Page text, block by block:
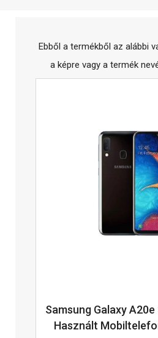
Ebből a termékből az alábbi
a képre vagy a termék
Samsung Galaxy A20e
Használt